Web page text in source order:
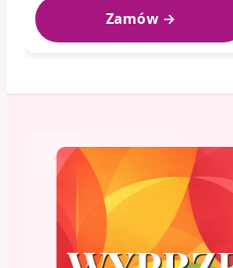
Zamów →